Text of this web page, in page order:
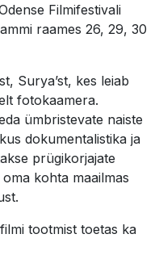
Filmifestivali
raames 26, 29, 30
Surya’st, kes leiab
fotokaamera.
ümbristevate naiste
dokumentalistika ja
prügikorjajate
kohta maailmas
tootmist toetas ka